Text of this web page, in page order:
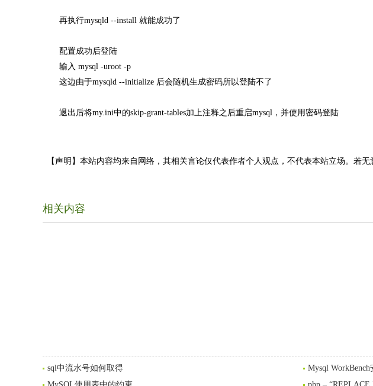
再执行mysqld --install 就能成功了
配置成功后登陆
输入 mysql -uroot -p
这边由于mysqld --initialize 后会随机生成密码所以登陆不了
退出后将my.ini中的skip-grant-tables加上注释之后重启mysql，并使用密码登陆
【声明】本站内容均来自网络，其相关言论仅代表作者个人观点，不代表本站立场。若
相关内容
sql中流水号如何取得
Mysql